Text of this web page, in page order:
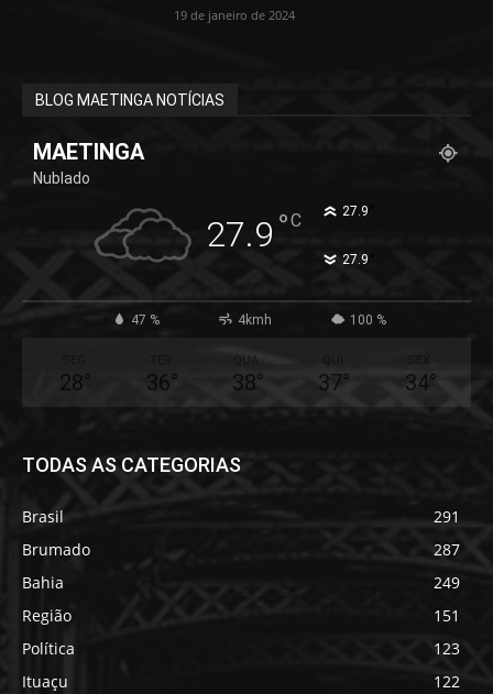
19 de janeiro de 2024
BLOG MAETINGA NOTÍCIAS
MAETINGA
Nublado
27.9 °C 27.9
27.9
47 % 4kmh 100 %
28° 36°
QUA
38° 37° 34°
TODAS AS CATEGORIAS
Brasil
291
Brumado
287
Bahia
249
Região
151
Política
123
Ituaçu
122